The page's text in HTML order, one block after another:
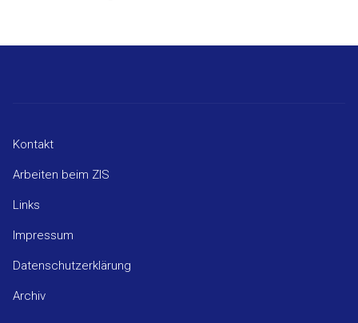
Kontakt
Arbeiten beim ZIS
Links
Impressum
Datenschutzerklärung
Archiv